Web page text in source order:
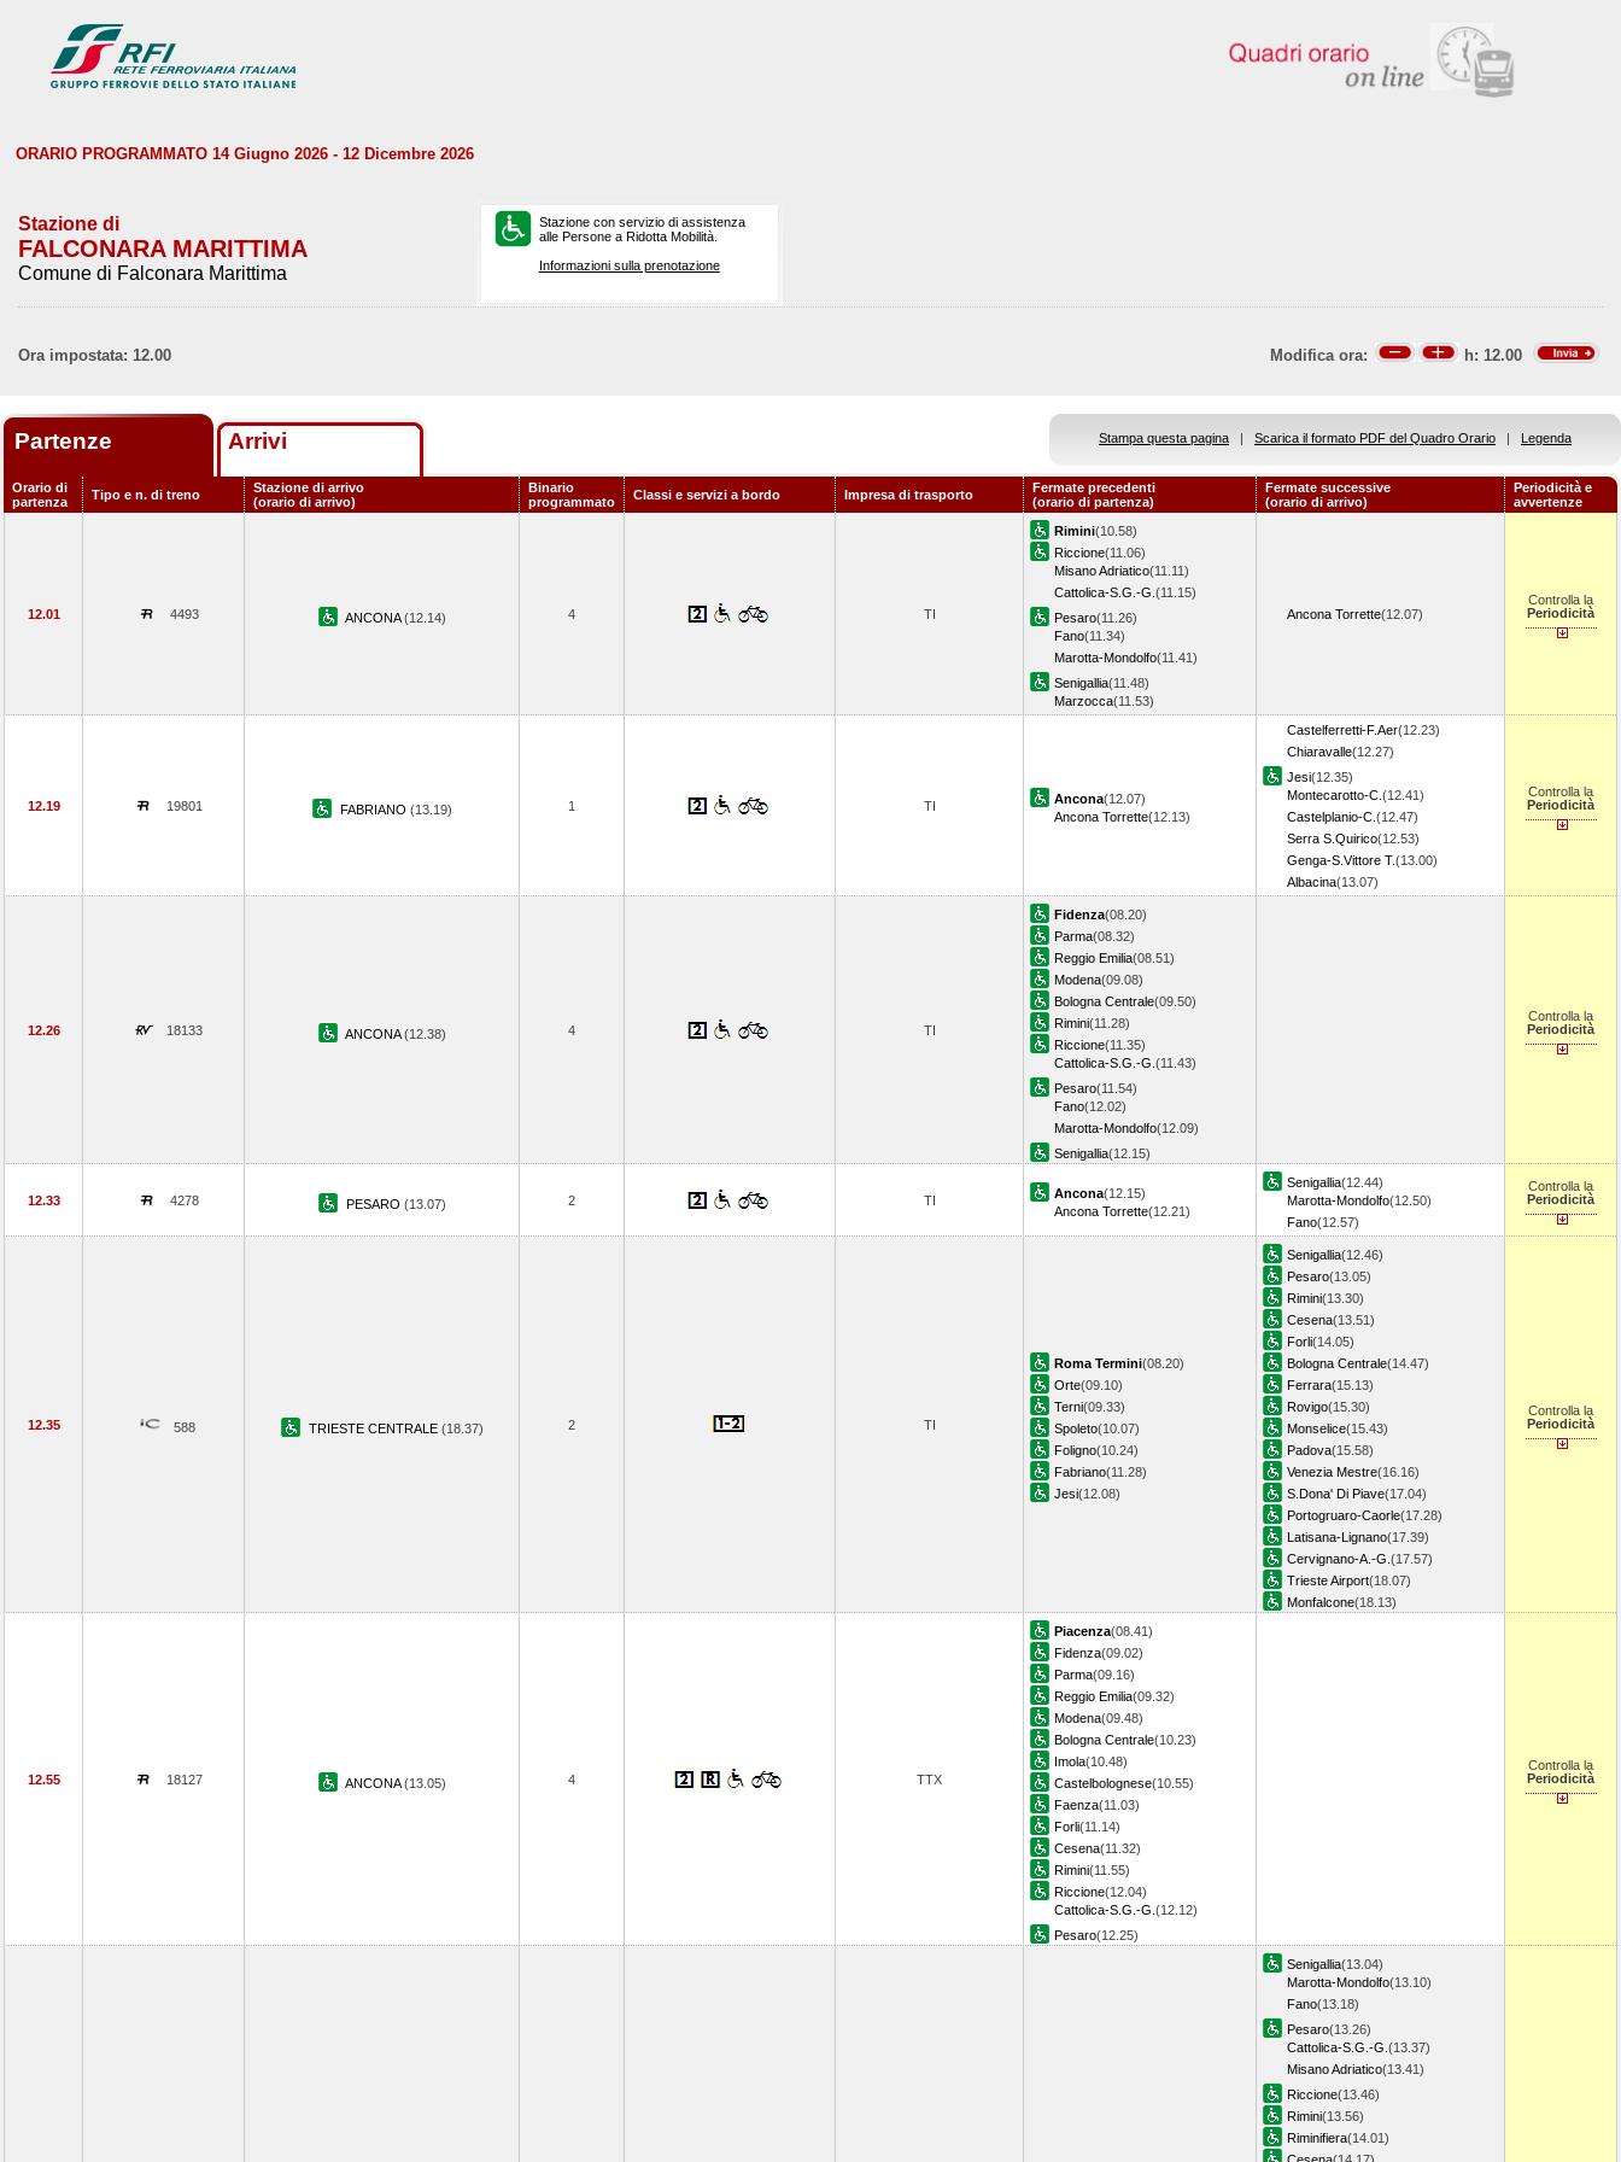
ORARIO PROGRAMMATO 14 Giugno 2026 - 12 Dicembre 2026
Stazione di
FALCONARA MARITTIMA
Comune di Falconara Marittima
Stazione con servizio di assistenza
alle Persone a Ridotta Mobilità.
Informazioni sulla prenotazione
Ora impostata: 12.00 Modifica ora: h: 12.00
Partenze Arrivi Stampa questa pagina | Scarica il formato PDF del Quadro Orario | Legenda
Orario di
partenza
Tipo e n. di treno
Stazione di arrivo
(orario di arrivo)
Binario
programmato
Classi e servizi a bordo Impresa di trasporto
Fermate precedenti
(orario di partenza)
Fermate successive
(orario di arrivo)
Periodicità e
avvertenze
12.01 4493 ANCONA(12.14) 4 TI
Rimini(10.58)
Riccione(11.06)
Misano Adriatico(11.11)
Cattolica-S.G.-G. (11.15)
Pesaro(11.26)
Fano(11.34)
Marotta-Mondolfo(11.41)
Senigallia(11.48)
Marzocca(11.53)
Ancona Torrette(12.07)
Controlla la
Periodicità
12.19 19801 FABRIANO (13.19) 1 TI Ancona(12.07)
Ancona Torrette(12.13)
Castelferretti-F.Aer(12.23)
Chiaravalle(12.27)
Jesi(12.35)
Montecarotto-C. (12.41)
Castelplanio-C. (12.47)
Serra S.Quirico(12.53)
Genga-S.Vittore T.(13.00)
Albacina(13.07)
Controlla la
Periodicità
12.26 18133 ANCONA(12.38) 4 TI
Fidenza(08.20)
Parma(08.32)
Reggio Emilia(08.51)
Modena(09.08)
Bologna Centrale(09.50)
Rimini(11.28)
Riccione(11.35)
Cattolica-S.G.-G. (11.43)
Pesaro(11.54)
Fano(12.02)
Marotta-Mondolfo(12.09)
Senigallia(12.15)
Controlla la
Periodicità
12.33 4278 PESARO (13.07) 2 TI Ancona(12.15)
Ancona Torrette(12.21)
Senigallia(12.44)
Marotta-Mondolfo(12.50)
Fano(12.57)
Controlla la
Periodicità
12.35 588 TRIESTE CENTRALE (18.37) 2 TI
Roma Termini(08.20)
Orte(09.10)
Terni(09.33)
Spoleto(10.07)
Foligno(10.24)
Fabriano(11.28)
Jesi(12.08)
Senigallia(12.46)
Pesaro(13.05)
Rimini(13.30)
Cesena(13.51)
Forli(14.05)
Bologna Centrale(14.47)
Ferrara(15.13)
Rovigo(15.30)
Monselice(15.43)
Padova(15.58)
Venezia Mestre(16.16)
S.Dona' Di Piave(17.04)
Portogruaro-Caorle(17.28)
Latisana-Lignano(17.39)
Cervignano-A.-G. (17.57)
Trieste Airport(18.07)
Monfalcone(18.13)
Controlla la
Periodicità
12.55 18127 ANCONA(13.05) 4 TTX
Piacenza(08.41)
Fidenza(09.02)
Parma(09.16)
Reggio Emilia(09.32)
Modena(09.48)
Bologna Centrale(10.23)
Imola(10.48)
Castelbolognese(10.55)
Faenza(11.03)
Forli(11.14)
Cesena(11.32)
Rimini(11.55)
Riccione(12.04)
Cattolica-S.G.-G. (12.12)
Pesaro(12.25)
Controlla la
Periodicità
Senigallia(13.04)
Marotta-Mondolfo(13.10)
Fano(13.18)
Pesaro(13.26)
Cattolica-S.G.-G. (13.37)
Misano Adriatico(13.41)
Riccione(13.46)
Rimini(13.56)
Riminifiera(14.01)